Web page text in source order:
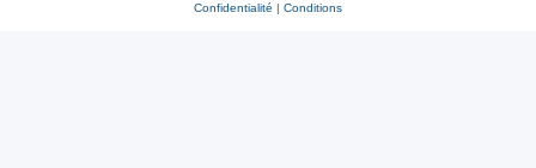
Confidentialité | Conditions